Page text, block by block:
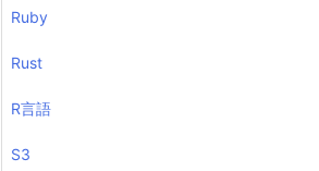
Ruby
Rust
R言語
S3